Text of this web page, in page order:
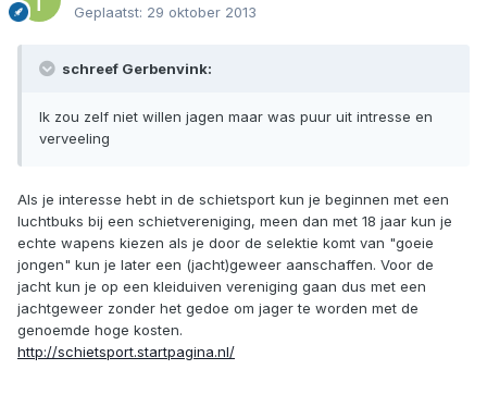
Geplaatst: 29 oktober 2013
schreef Gerbenvink:
Ik zou zelf niet willen jagen maar was puur uit intresse en
verveeling
Als je interesse hebt in de schietsport kun je beginnen met een
luchtbuks bij een schietvereniging, meen dan met 18 jaar kun je
echte wapens kiezen als je door de selektie komt van "goeie
jongen" kun je later een (jacht)geweer aanschaffen. Voor de
jacht kun je op een kleiduiven vereniging gaan dus met een
jachtgeweer zonder het gedoe om jager te worden met de
genoemde hoge kosten.
http://schietsport.startpagina.nl/